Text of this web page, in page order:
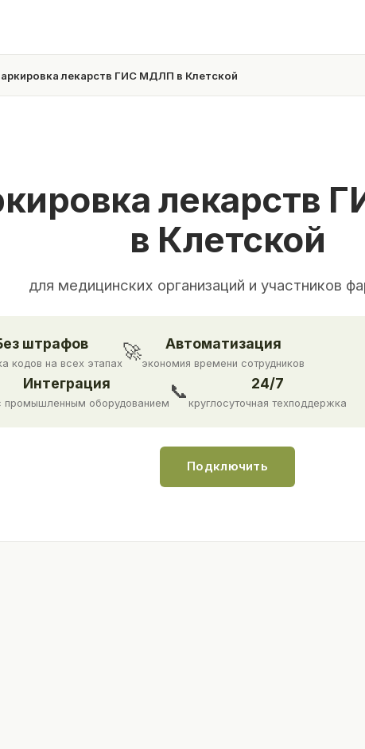
лекарств ГИС МДЛП в Клетской
лекарств
в Клетской
для медицинских организаций и участников
штрафов
кодов на всех этапах
🚀 Автоматизация
экономия времени сотрудников
Интеграция
промышленным оборудованием
📞 24/7
круглосуточная техподдержка
Подключить